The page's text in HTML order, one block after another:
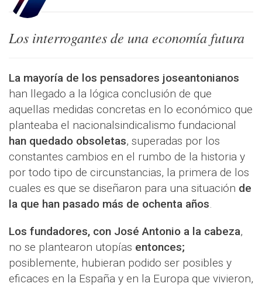
Los interrogantes de una economía futura
La mayoría de los pensadores joseantonianos
han llegado a la lógica conclusión de que
aquellas medidas concretas en lo económico que
planteaba el nacionalsindicalismo fundacional
han quedado obsoletas, superadas por los
constantes cambios en el rumbo de la historia y
por todo tipo de circunstancias, la primera de los
cuales es que se diseñaron para una situación de
la que han pasado más de ochenta años.
Los fundadores, con José Antonio a la cabeza,
no se plantearon utopías entonces;
posiblemente, hubieran podido ser posibles y
eficaces en la España y en la Europa que vivieron,